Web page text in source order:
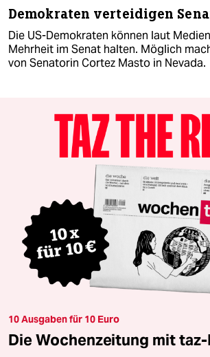
Demokraten verteidigen
Die US-Demokraten können laut
Mehrheit im Senat halten. Möglich
von Senatorin Cortez Masto in Nevada.
10 Ausgaben für 10 Euro
Die Wochenzeitung mit